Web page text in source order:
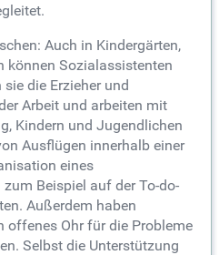
Auch in Kindergärten,
können Sozialassistenten
die Erzieher und
Arbeit und arbeiten mit
Kindern und Jugendlichen
Ausflügen innerhalb einer
eines
Beispiel auf der To-do-
Außerdem haben
offenes Ohr für die Probleme
Selbst die Unterstützung